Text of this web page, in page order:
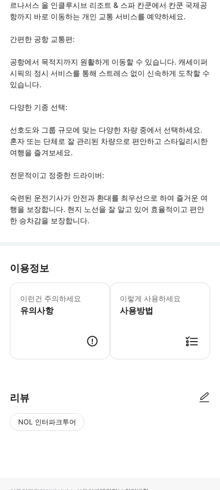
르나서스 올 인클루시브 리조트 & 스파 칸쿤에서 칸쿤 국제공
항까지 바로 이동하는 개인 교통 서비스를 예약하세요.
간편한 공항 교통편:
공항에서 목적지까지 원활하게 이동할 수 있습니다. 캐세이퍼
시픽의 정시 서비스를 통해 스트레스 없이 신속하게 도착할 수
있습니다.
다양한 기종 선택:
선호도와 그룹 규모에 맞는 다양한 차량 중에서 선택하세요.
혼자 또는 단체로 잘 관리된 차량으로 편안하고 스타일리시한
여행을 즐겨보세요.
전문적이고 정중한 드라이버:
숙련된 운전기사가 안전과 환대를 최우선으로 하여 즐거운 여
행을 보장합니다. 현지 노선을 잘 알고 있어 효율적이고 편안
한 승차감을 보장합니다.
이용정보
이런건 주의하세요
유의사항
자세한 내용은 픽업 전날 SMS,
이렇게 사용하세요
사용방법
리뷰
NOL 인터파크투어